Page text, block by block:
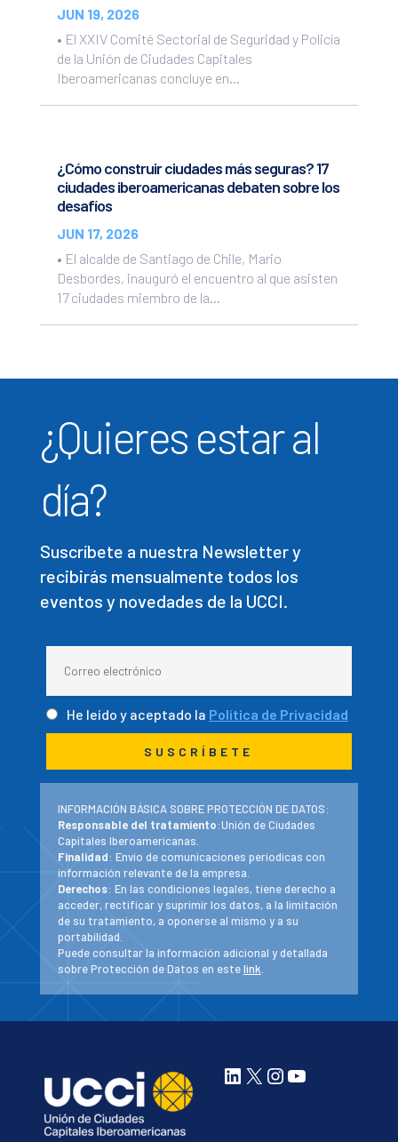
JUN 19, 2026
• El XXIV Comité Sectorial de Seguridad y Policía
de la Unión de Ciudades Capitales
Iberoamericanas concluye en...
¿Cómo construir ciudades más seguras? 17
ciudades iberoamericanas debaten sobre los
desafíos
JUN 17, 2026
• El alcalde de Santiago de Chile, Mario
Desbordes, inauguró el encuentro al que asisten
17 ciudades miembro de la...
¿Quieres estar al
día?
Suscríbete a nuestra Newsletter y
recibirás mensualmente todos los
eventos y novedades de la UCCI.
He leído y aceptado la Política de Privacidad
INFORMACIÓN BÁSICA SOBRE PROTECCIÓN DE DATOS:
Responsable del tratamiento:Unión de Ciudades
Capitales Iberoamericanas.
Finalidad: Envío de comunicaciones periodicas con
información relevante de la empresa.
Derechos: En las condiciones legales, tiene derecho a
acceder, rectificar y suprimir los datos, a la limitación
de su tratamiento, a oponerse al mismo y a su
portabilidad.
Puede consultar la información adicional y detallada
sobre Protección de Datos en estelink
LinkedIn
X Instagram
YouTube